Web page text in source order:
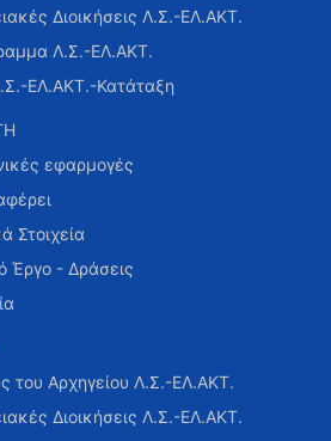
Διοικήσεις Λ.Σ.-ΕΛ.ΑΚΤ.
Λ.Σ.-ΕΛ.ΑΚΤ.
ΕΛ.ΑΚΤ.-Κατάταξη
εφαρμογές
Στοιχεία
Έργο - Δράσεις
του Αρχηγείου Λ.Σ.-ΕΛ.ΑΚΤ.
Διοικήσεις Λ.Σ.-ΕΛ.ΑΚΤ.